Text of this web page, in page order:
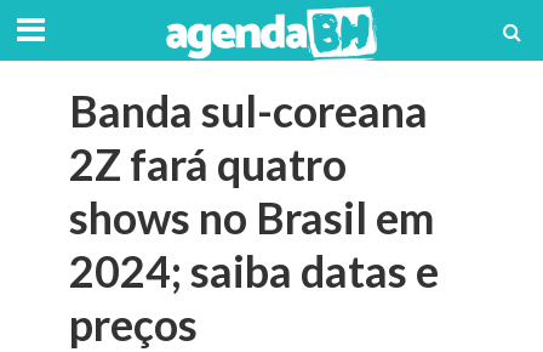
Banda sul-coreana
2Z fará quatro
shows no Brasil em
2024; saiba datas e
preços